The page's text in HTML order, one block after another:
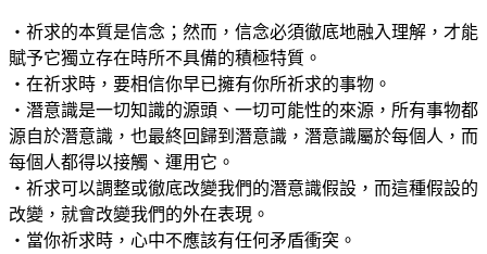
‧祈求的本質是信念；然而，信念必須徹底地融入理解，才能
賦予它獨立存在時所不具備的積極特質。
‧在祈求時，要相信你早已擁有你所祈求的事物。
‧潛意識是一切知識的源頭、一切可能性的來源，所有事物都
源自於潛意識，也最終回歸到潛意識，潛意識屬於每個人，而
每個人都得以接觸、運用它。
‧祈求可以調整或徹底改變我們的潛意識假設，而這種假設的
改變，就會改變我們的外在表現。
‧當你祈求時，心中不應該有任何矛盾衝突。